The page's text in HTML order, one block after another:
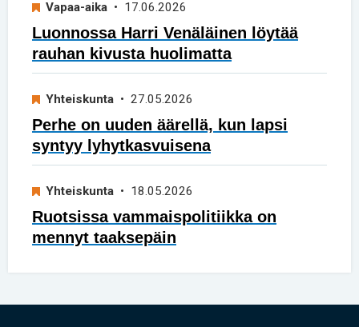
Vapaa-aika • 17.06.2026
Luonnossa Harri Venäläinen löytää
rauhan kivusta huolimatta
Yhteiskunta • 27.05.2026
Perhe on uuden äärellä, kun lapsi
syntyy lyhytkasvuisena
Yhteiskunta • 18.05.2026
Ruotsissa vammaispolitiikka on
mennyt taaksepäin